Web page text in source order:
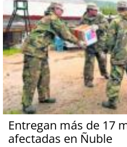
Entregan más de 17
afectadas en Ñuble